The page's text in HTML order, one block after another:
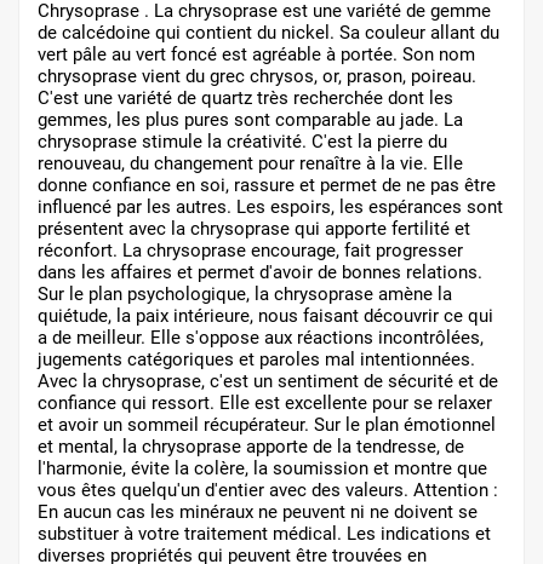
Chrysoprase . La chrysoprase est une variété de gemme
de calcédoine qui contient du nickel. Sa couleur allant du
vert pâle au vert foncé est agréable à portée. Son nom
chrysoprase vient du grec chrysos, or, prason, poireau.
C'est une variété de quartz très recherchée dont les
gemmes, les plus pures sont comparable au jade. La
chrysoprase stimule la créativité. C'est la pierre du
renouveau, du changement pour renaître à la vie. Elle
donne confiance en soi, rassure et permet de ne pas être
influencé par les autres. Les espoirs, les espérances sont
présentent avec la chrysoprase qui apporte fertilité et
réconfort. La chrysoprase encourage, fait progresser
dans les affaires et permet d'avoir de bonnes relations.
Sur le plan psychologique, la chrysoprase amène la
quiétude, la paix intérieure, nous faisant découvrir ce qui
a de meilleur. Elle s'oppose aux réactions incontrôlées,
jugements catégoriques et paroles mal intentionnées.
Avec la chrysoprase, c'est un sentiment de sécurité et de
confiance qui ressort. Elle est excellente pour se relaxer
et avoir un sommeil récupérateur. Sur le plan émotionnel
et mental, la chrysoprase apporte de la tendresse, de
l'harmonie, évite la colère, la soumission et montre que
vous êtes quelqu'un d'entier avec des valeurs. Attention :
En aucun cas les minéraux ne peuvent ni ne doivent se
substituer à votre traitement médical. Les indications et
diverses propriétés qui peuvent être trouvées en